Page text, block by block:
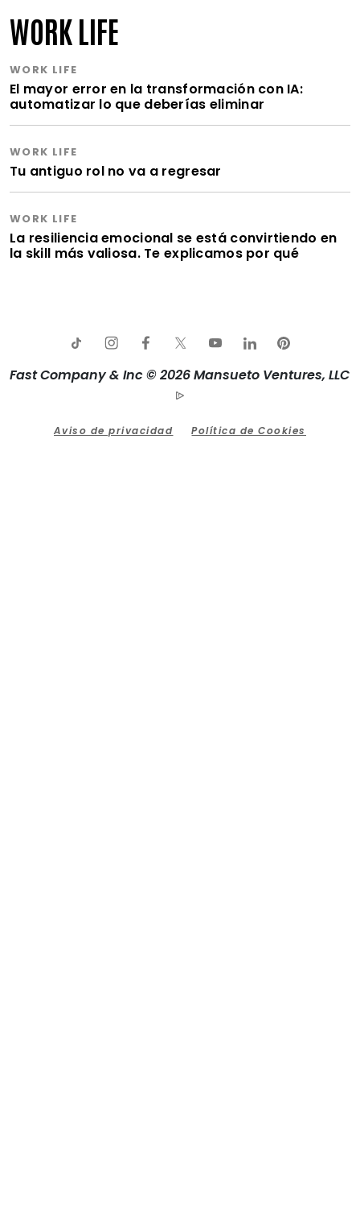
WORK LIFE
WORK LIFE
El mayor error en la transformación con IA:
automatizar lo que deberías eliminar
WORK LIFE
Tu antiguo rol no va a regresar
WORK LIFE
La resiliencia emocional se está convirtiendo en
la skill más valiosa. Te explicamos por qué
Fast Company & Inc © 2026 Mansueto Ventures, LLC
Aviso de privacidad Política de Cookies